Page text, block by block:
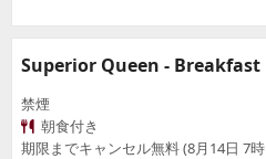
Superior Queen - Breakfast
禁煙
朝食付き
期限までキャンセル無料 (8月14日 7時